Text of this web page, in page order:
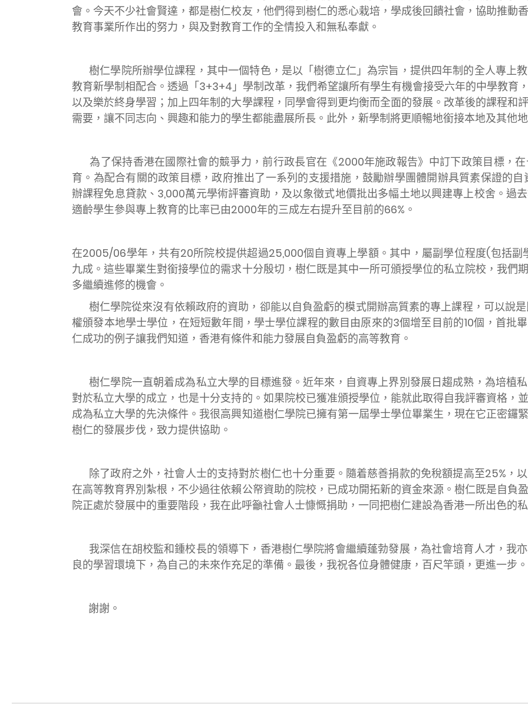
會。今天不少社會賢達，都是樹仁校友，他們得到樹仁的悉心栽培，學成後回饋社會，協助推動
教育事業所作出的努力，與及對教育工作的全情投入和無私奉獻。
樹仁學院所辦學位課程，其中一個特色，是以「樹德立仁」為宗旨，提供四年制的全人專上
教育新學制相配合。透過「3+3+4」學制改革，我們希望讓所有學生有機會接受六年的中學教育
以及樂於終身學習；加上四年制的大學課程，同學會得到更均衡而全面的發展。改革後的課程和
需要，讓不同志向、興趣和能力的學生都能盡展所長。此外，新學制將更順暢地銜接本地及其他
為了保持香港在國際社會的競爭力，前行政長官在《2000年施政報告》中訂下政策目標，
育。為配合有關的政策目標，政府推出了一系列的支援措施，鼓勵辦學團體開辦具質素保證的
辦課程免息貸款、3,000萬元學術評審資助，及以象徵式地價批出多幅土地以興建專上校舍。過
適齡學生參與專上教育的比率已由2000年的三成左右提升至目前的66%。
在2005/06學年，共有20所院校提供超過25,000個自資專上學額。其中，屬副學位程度(包括副
九成。這些畢業生對銜接學位的需求十分殷切，樹仁既是其中一所可頒授學位的私立院校，我們
多繼續進修的機會。
樹仁學院從來沒有依賴政府的資助，卻能以自負盈虧的模式開辦高質素的專上課程，可以說
權頒發本地學士學位，在短短數年間，學士學位課程的數目由原來的3個增至目前的10個，首批
仁成功的例子讓我們知道，香港有條件和能力發展自負盈虧的高等教育。
樹仁學院一直朝着成為私立大學的目標進發。近年來，自資專上界別發展日趨成熟，為培植
對於私立大學的成立，也是十分支持的。如果院校已獲准頒授學位，能就此取得自我評審資格，
成為私立大學的先決條件。我很高興知道樹仁學院已擁有第一屆學士學位畢業生，現在它正密鑼
樹仁的發展步伐，致力提供協助。
除了政府之外，社會人士的支持對於樹仁也十分重要。隨着慈善捐款的免稅額提高至25%，
在高等教育界別紮根，不少過往依賴公帑資助的院校，已成功開拓新的資金來源。樹仁既是自負
院正處於發展中的重要階段，我在此呼籲社會人士慷慨捐助，一同把樹仁建設為香港一所出色的
我深信在胡校監和鍾校長的領導下，香港樹仁學院將會繼續蓬勃發展，為社會培育人才，我
良的學習環境下，為自己的未來作充足的準備。最後，我祝各位身體健康，百尺竿頭，更進一步。
謝謝。